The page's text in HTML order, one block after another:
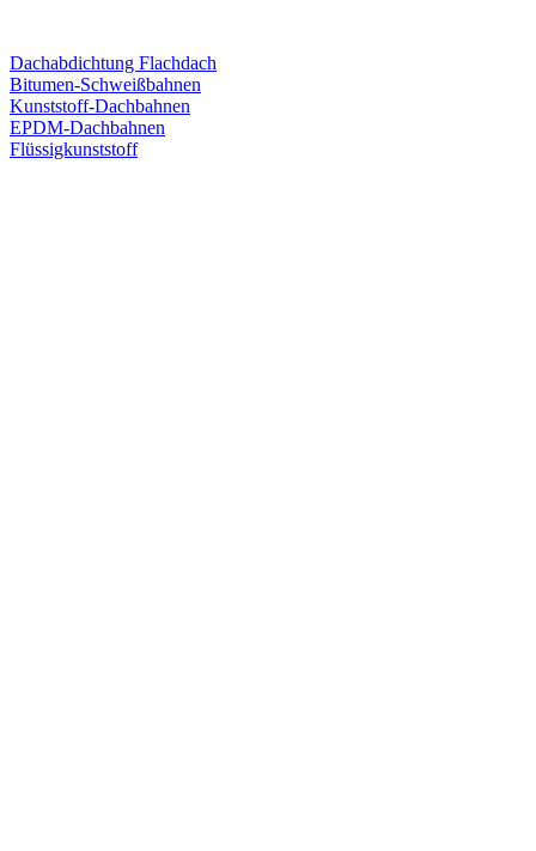
Dachabdichtung Flachdach
Bitumen-Schweißbahnen
Kunststoff-Dachbahnen
EPDM-Dachbahnen
Flüssigkunststoff